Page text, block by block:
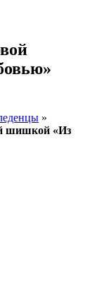
»
шишкой «Из